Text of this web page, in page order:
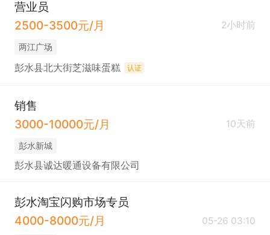
营业员
2500-3500元/月
2小时前
两江广场
彭水县北大街芝滋味蛋糕 认证
销售
3000-10000元/月
10天前
彭水新城
彭水县诚达暖通设备有限公司
彭水淘宝闪购市场专员
4000-8000元/月
05-26 03:10